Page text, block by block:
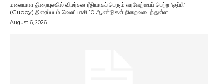
மலையாள திரையுலகில் விமர்சன ரீதியாகப் பெரும் வரவேற்பைப் பெற்ற ‘குப்பி’
(Guppy) திரைப்படம் வெளியாகி 10 ஆண்டுகள் நிறைவடைந்துள்ள...
August 6, 2026